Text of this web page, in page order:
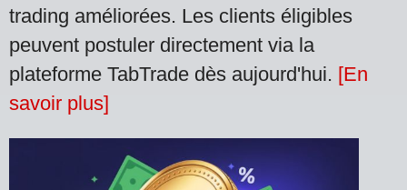
trading améliorées. Les clients éligibles
peuvent postuler directement via la
plateforme TabTrade dès aujourd'hui. [En
savoir plus]